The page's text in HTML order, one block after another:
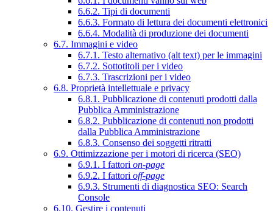
6.6.2. Tipi di documenti
6.6.3. Formato di lettura dei documenti elettronici
6.6.4. Modalità di produzione dei documenti
6.7. Immagini e video
6.7.1. Testo alternativo (alt text) per le immagini
6.7.2. Sottotitoli per i video
6.7.3. Trascrizioni per i video
6.8. Proprietà intellettuale e privacy
6.8.1. Pubblicazione di contenuti prodotti dalla
Pubblica Amministrazione
6.8.2. Pubblicazione di contenuti non prodotti
dalla Pubblica Amministrazione
6.8.3. Consenso dei soggetti ritratti
6.9. Ottimizzazione per i motori di ricerca (SEO)
6.9.1. I fattori on-page
6.9.2. I fattori off-page
6.9.3. Strumenti di diagnostica SEO: Search
Console
6.10. Gestire i contenuti